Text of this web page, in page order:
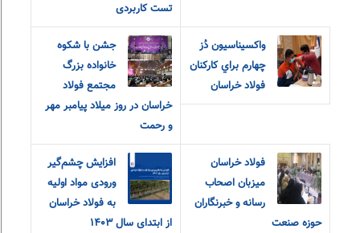
تست کاربردی
واکسيناسيون دُز
چهارم براي کارکنان
فولاد خراسان
جشن با شکوه
خانواده بزرگ
مجتمع فولاد
خراسان در روز میلاد پیامبر مهر
و رحمت
فولاد خراسان
میزبان اصحاب
رسانه و خبرنگاران
حوزه صنعت
افزایش چشم‌گیر
ورودی مواد اولیه
به فولاد خراسان
از ابتدای سال ۱۴۰۳